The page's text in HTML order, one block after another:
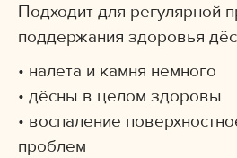
Подходит для регулярной
поддержания здоровья
• налёта и камня немного
• дёсны в целом здоровы
• воспаление
проблем